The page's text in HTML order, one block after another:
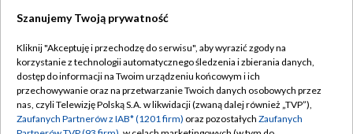
TVP
Abonament TVP
Emisja w TVP
Regulamin TVP
Polityka prywatności
Szanujemy Twoją prywatność
Kliknij "Akceptuję i przechodzę do serwisu", aby wyrazić zgody na
korzystanie z technologii automatycznego śledzenia i zbierania danych,
dostęp do informacji na Twoim urządzeniu końcowym i ich
przechowywanie oraz na przetwarzanie Twoich danych osobowych przez
nas, czyli Telewizję Polską S.A. w likwidacji (zwaną dalej również „TVP”),
Zaufanych Partnerów z IAB* (1201 firm) oraz pozostałych Zaufanych